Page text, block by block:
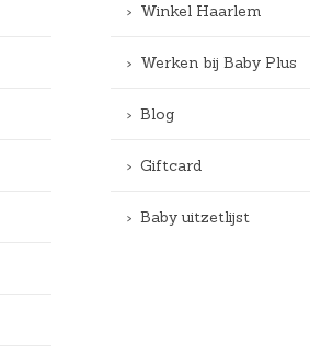
Winkel Haarlem
Werken bij Baby Plus
Blog
Giftcard
Baby uitzetlijst